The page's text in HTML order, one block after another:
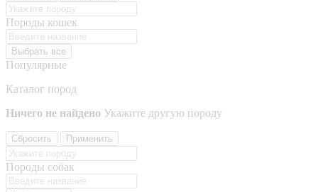
Породы кошек
Выбрать все
Популярные
Каталог пород
Ничего не найдено Укажите другую породу
Сбросить Применить
Породы собак